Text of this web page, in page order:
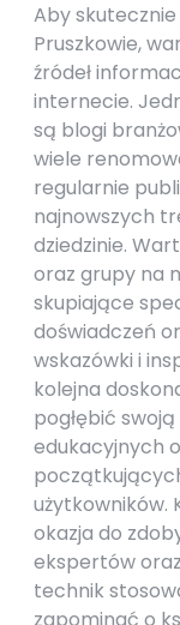
Aby
Pruszkowie,
źródeł
internecie.
są blogi
wiele
regularnie
najnowszych
dziedzinie.
oraz grupy na
skupiające
doświadczeń
wskazówki i
kolejna
pogłębić
edukacyjnych
użytkowników.
okazja do
ekspertów
technik